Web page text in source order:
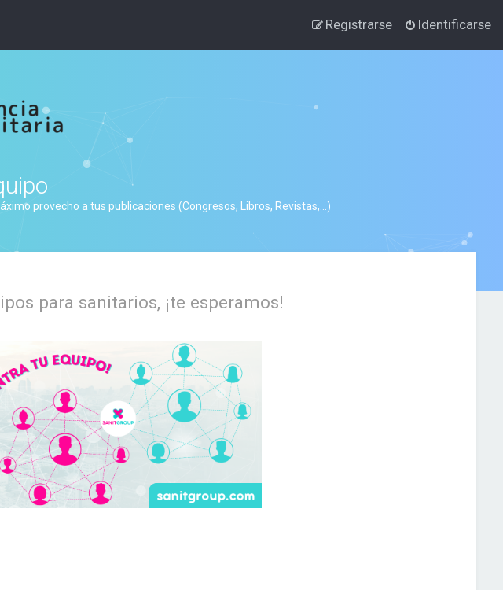
Identificarse
Registrarse
provecho a tus publicaciones (Congresos, Libros, Revistas,...)
para sanitarios, ¡te esperamos!